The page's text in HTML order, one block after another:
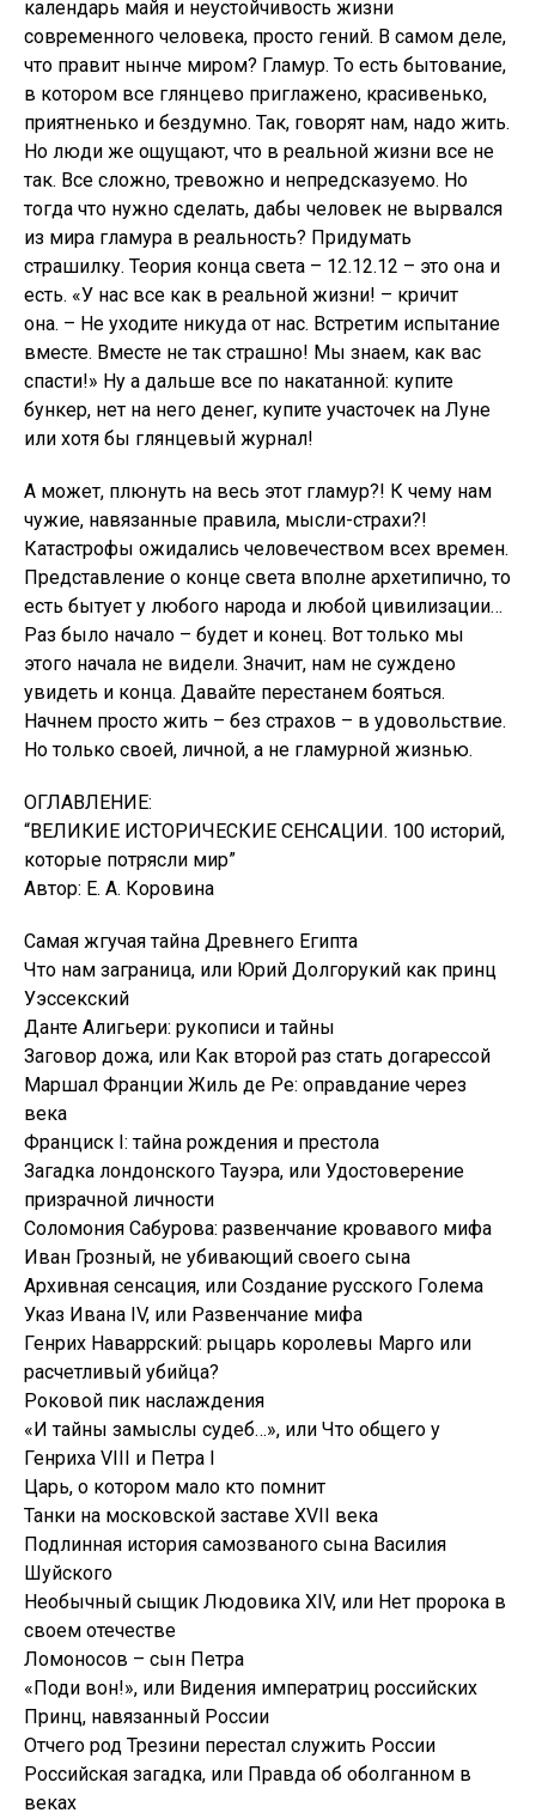
календарь майя и неустойчивость жизни
современного человека, просто гений. В самом деле,
что правит нынче миром? Гламур. То есть бытование,
в котором все глянцево приглажено, красивенько,
приятненько и бездумно. Так, говорят нам, надо жить.
Но люди же ощущают, что в реальной жизни все не
так. Все сложно, тревожно и непредсказуемо. Но
тогда что нужно сделать, дабы человек не вырвался
из мира гламура в реальность? Придумать
страшилку. Теория конца света – 12.12.12 – это она и
есть. «У нас все как в реальной жизни! – кричит
она. – Не уходите никуда от нас. Встретим испытание
вместе. Вместе не так страшно! Мы знаем, как вас
спасти!» Ну а дальше все по накатанной: купите
бункер, нет на него денег, купите участочек на Луне
или хотя бы глянцевый журнал!
А может, плюнуть на весь этот гламур?! К чему нам
чужие, навязанные правила, мысли-страхи?!
Катастрофы ожидались человечеством всех времен.
Представление о конце света вполне архетипично, то
есть бытует у любого народа и любой цивилизации…
Раз было начало – будет и конец. Вот только мы
этого начала не видели. Значит, нам не суждено
увидеть и конца. Давайте перестанем бояться.
Начнем просто жить – без страхов – в удовольствие.
Но только своей, личной, а не гламурной жизнью.
ОГЛАВЛЕНИЕ:
“ВЕЛИКИЕ ИСТОРИЧЕСКИЕ СЕНСАЦИИ. 100 историй,
которые потрясли мир”
Автор: Е. А. Коровина
Самая жгучая тайна Древнего Египта
Что нам заграница, или Юрий Долгорукий как принц
Уэссекский
Данте Алигьери: рукописи и тайны
Заговор дожа, или Как второй раз стать догарессой
Маршал Франции Жиль де Ре: оправдание через
века
Франциск I: тайна рождения и престола
Загадка лондонского Тауэра, или Удостоверение
призрачной личности
Соломония Сабурова: развенчание кровавого мифа
Иван Грозный, не убивающий своего сына
Архивная сенсация, или Создание русского Голема
Указ Ивана IV, или Развенчание мифа
Генрих Наваррский: рыцарь королевы Марго или
расчетливый убийца?
Роковой пик наслаждения
«И тайны замыслы судеб…», или Что общего у
Генриха VIII и Петра I
Царь, о котором мало кто помнит
Танки на московской заставе XVII века
Подлинная история самозваного сына Василия
Шуйского
Необычный сыщик Людовика XIV, или Нет пророка в
своем отечестве
Ломоносов – сын Петра
«Поди вон!», или Видения императриц российских
Принц, навязанный России
Отчего род Трезини перестал служить России
Российская загадка, или Правда об оболганном в
веках